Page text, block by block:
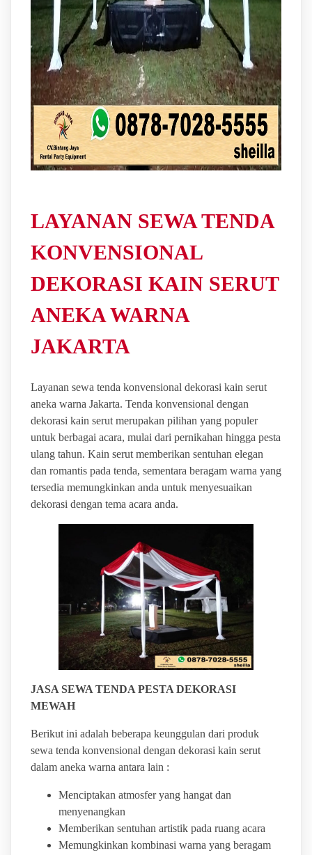
LAYANAN SEWA TENDA
KONVENSIONAL
DEKORASI KAIN SERUT
ANEKA WARNA
JAKARTA
Layanan sewa tenda konvensional dekorasi kain serut
aneka warna Jakarta. Tenda konvensional dengan
dekorasi kain serut merupakan pilihan yang populer
untuk berbagai acara, mulai dari pernikahan hingga pesta
ulang tahun. Kain serut memberikan sentuhan elegan
dan romantis pada tenda, sementara beragam warna yang
tersedia memungkinkan anda untuk menyesuaikan
dekorasi dengan tema acara anda.
JASA SEWA TENDA PESTA DEKORASI
MEWAH
Berikut ini adalah beberapa keunggulan dari produk
sewa tenda konvensional dengan dekorasi kain serut
dalam aneka warna antara lain :
Menciptakan atmosfer yang hangat dan
menyenangkan
Memberikan sentuhan artistik pada ruang acara
Memungkinkan kombinasi warna yang beragam